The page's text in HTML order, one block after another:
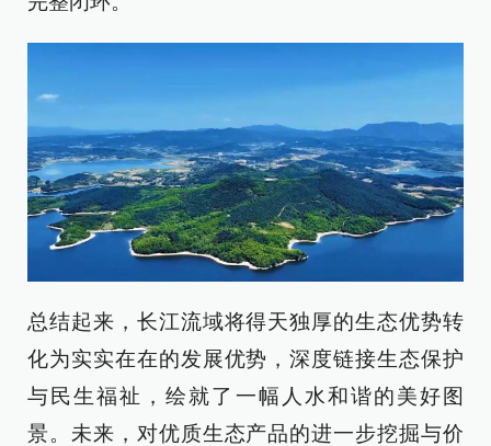
总结起来，长江流域将得天独厚的生态优势转
化为实实在在的发展优势，深度链接生态保护
与民生福祉，绘就了一幅人水和谐的美好图
景。未来，对优质生态产品的进一步挖掘与价